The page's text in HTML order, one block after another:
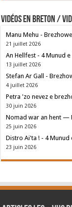
Vidéos en breton /
Manu Mehu -
21 juillet 2026
An Hellfest - 4 Munud e
13 juillet 2026
Stefan Ar Gall -
4 juillet 2026
Petra 'zo nevez e
30 juin 2026
Nomad war an hent —
25 juin 2026
Distro Ai'ta ! - 4 Munud
23 juin 2026